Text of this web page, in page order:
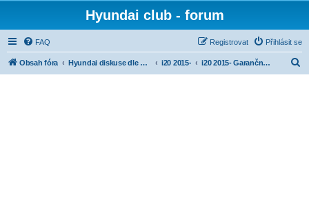
Hyundai club - forum
FAQ Přihlásit se
Registrovat
Obsah fóra Hyundai diskuse dle modelů i20 2015- i20 2015- Garanční prohlídky, servis